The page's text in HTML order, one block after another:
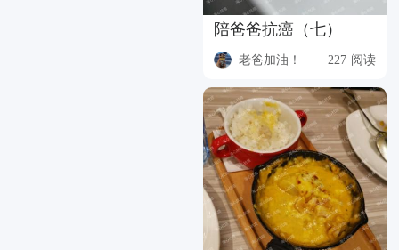
陪爸爸抗癌（七）
老爸加油！ 227 阅读